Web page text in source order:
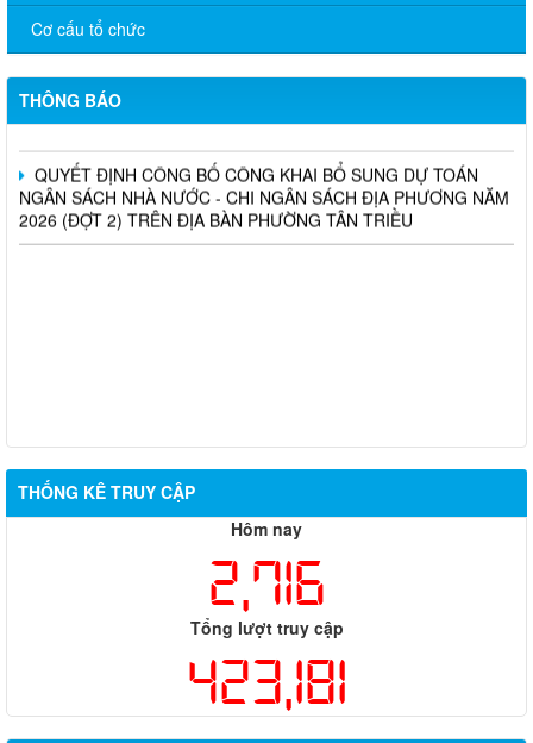
Cơ cấu tổ chức
THÔNG BÁO
THÔNG BÁO THU HỒI SẢN PHẨM THỰC PHẨM BẢO VỆ SỨC
KHỎE GIẢ, KÉM CHẤT LƯỢNG
THÔNG BÁO: Công khai danh sách đề cử xét chọn “Nhà giáo
tiêu biểu” năm 2026
QUYẾT ĐỊNH CÔNG BỐ CÔNG KHAI BỔ SUNG DỰ TOÁN
NGÂN SÁCH NHÀ NƯỚC - CHI NGÂN SÁCH ĐỊA PHƯƠNG NĂM
2026 (ĐỢT 2) TRÊN ĐỊA BÀN PHƯỜNG TÂN TRIỀU
THỐNG KÊ TRUY CẬP
Hôm nay
2,716
Tổng lượt truy cập
423,181